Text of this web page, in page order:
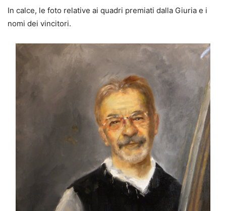
In calce, le foto relative ai quadri premiati dalla Giuria e i
nomi dei vincitori.